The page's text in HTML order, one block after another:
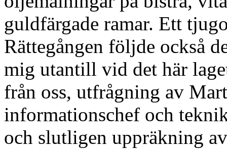
guldfärgade ramar. Ett
Rättegången följde också
mig utantill vid det här
från oss, utfrågning av
informationschef och
och slutligen uppräkning